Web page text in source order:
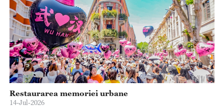
Restaurarea memoriei urbane
14-Jul-2026